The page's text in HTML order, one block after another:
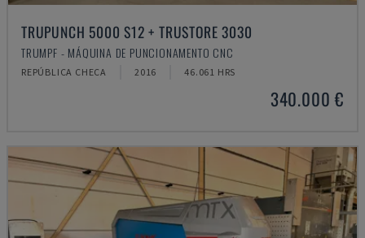
TRUPUNCH 5000 S12 + TRUSTORE 3030
TRUMPF - MÁQUINA DE PUNCIONAMENTO CNC
REPÚBLICA CHECA 2016 46.061 HRS
340.000 €